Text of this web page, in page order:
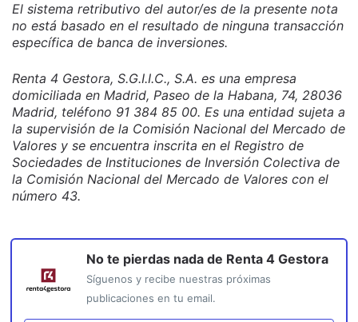
El sistema retributivo del autor/es de la presente nota
no está basado en el resultado de ninguna transacción
específica de banca de inversiones.
Renta 4 Gestora, S.G.I.I.C., S.A. es una empresa
domiciliada en Madrid, Paseo de la Habana, 74, 28036
Madrid, teléfono 91 384 85 00. Es una entidad sujeta a
la supervisión de la Comisión Nacional del Mercado de
Valores y se encuentra inscrita en el Registro de
Sociedades de Instituciones de Inversión Colectiva de
la Comisión Nacional del Mercado de Valores con el
número 43.
No te pierdas nada de Renta 4 Gestora
Síguenos y recibe nuestras próximas
publicaciones en tu email.